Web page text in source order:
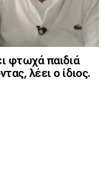
φτωχά παιδιά
λέει ο ίδιος.